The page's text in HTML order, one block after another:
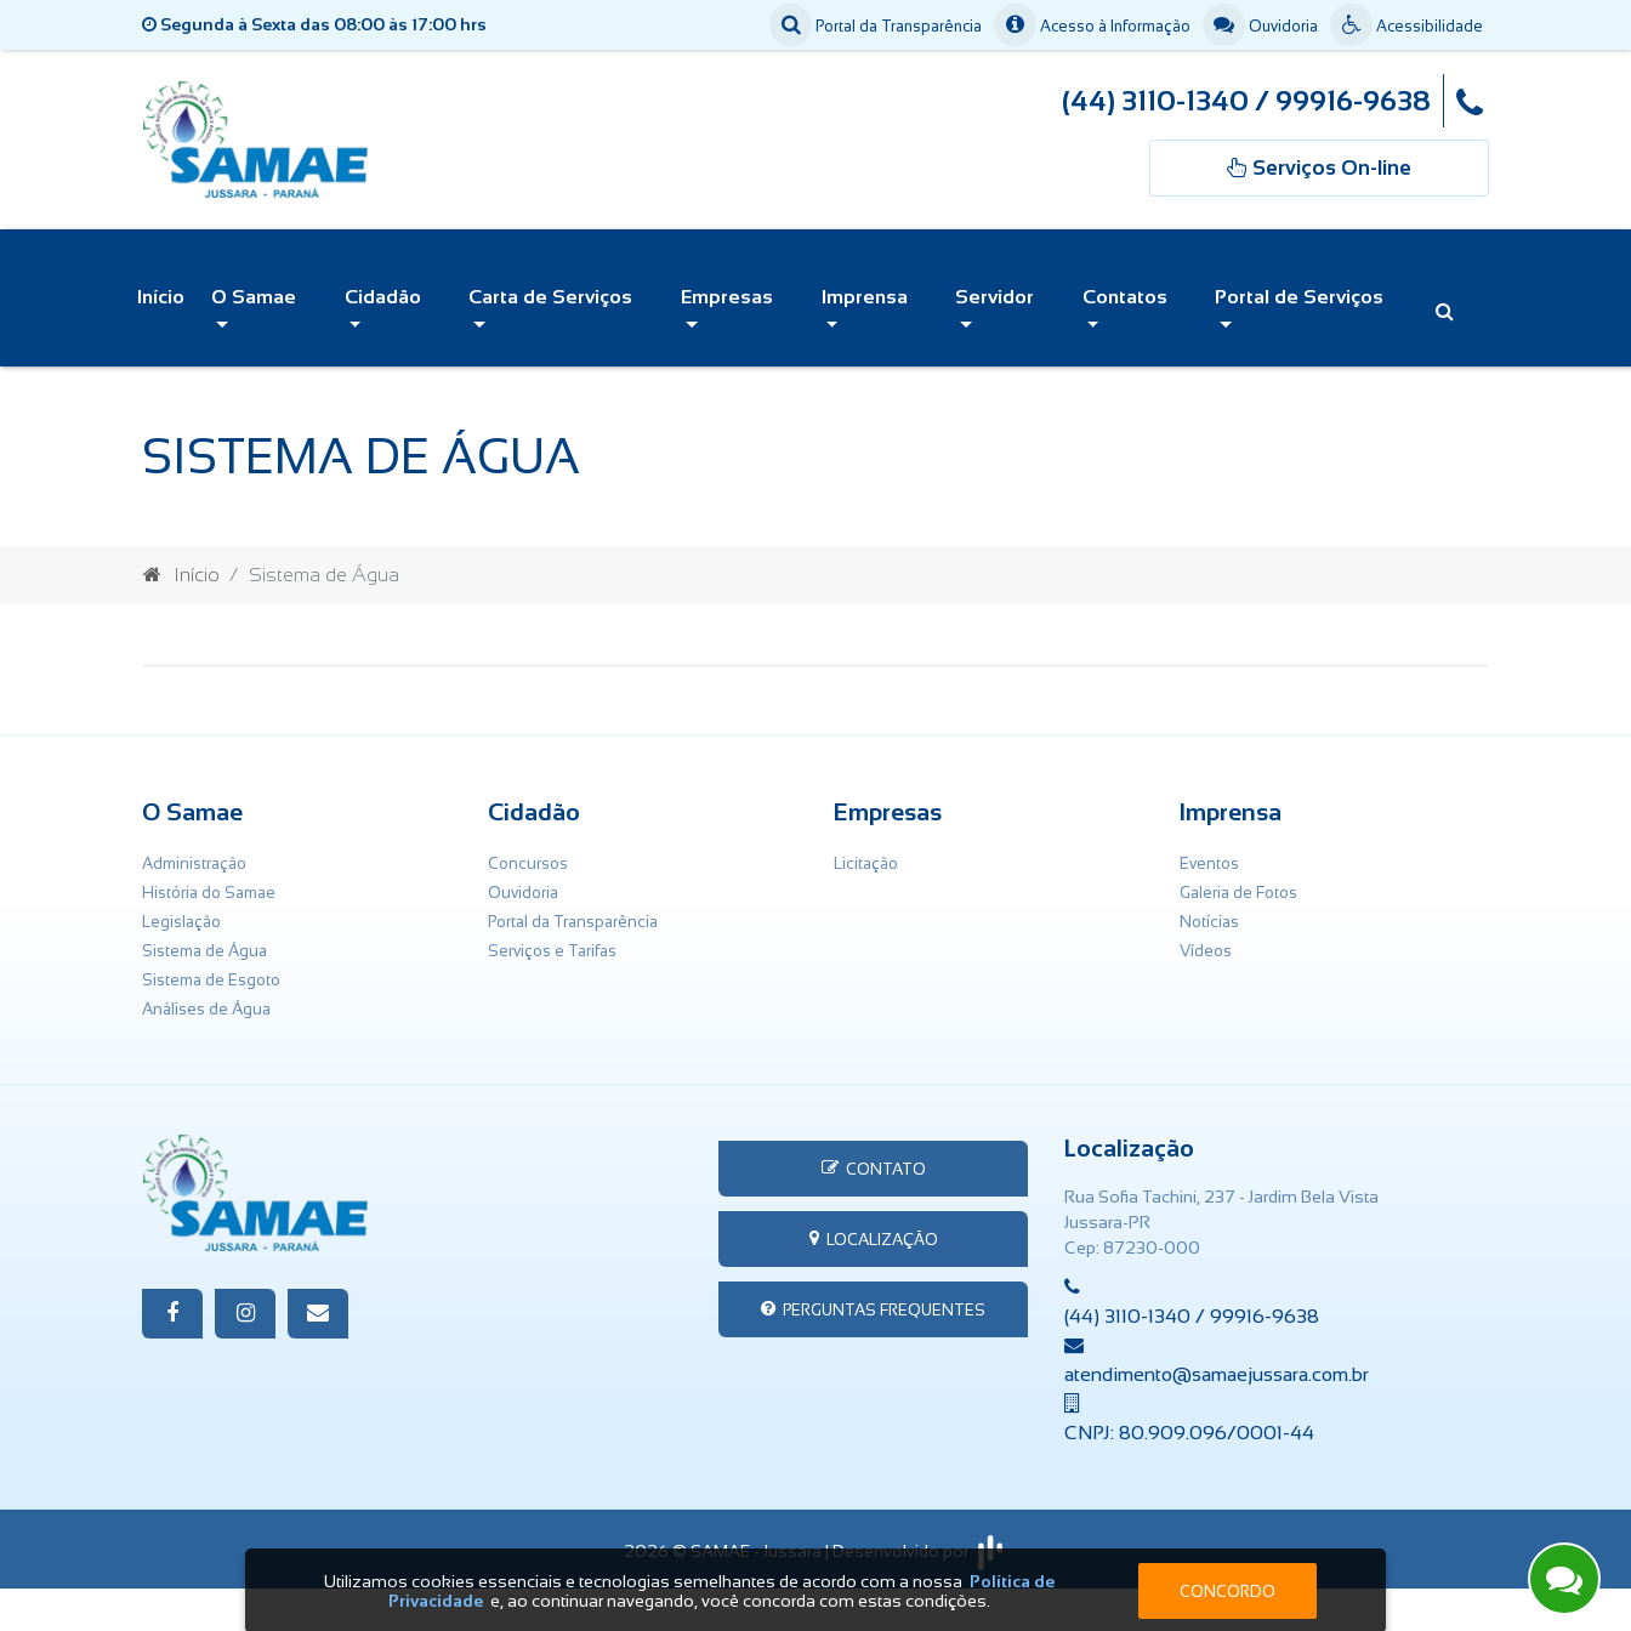
Segunda à Sexta das 08:00 às 17:00 hrs Acessibilidade
Ouvidoria
Acesso à Informação
Portal da Transparência
(44) 3110-1340 / 99916-9638
Serviços On-line
Início O Samae Cidadão Carta de Serviços Empresas Imprensa Servidor Contatos Portal de Serviços
SISTEMA DE ÁGUA
Início Sistema de Água
O Samae
Administração
História do Samae
Legislação
Sistema de Água
Sistema de Esgoto
Análises de Água
Cidadão
Concursos
Ouvidoria
Portal da Transparência
Serviços e Tarifas
Empresas
Licitação
Imprensa
Eventos
Galeria de Fotos
Notícias
Vídeos
CONTATO
LOCALIZAÇÃO
PERGUNTAS FREQUENTES
Localização
Rua Sofia Tachini, 237 - Jardim Bela Vista
Jussara-PR
Cep: 87230-000
(44) 3110-1340 / 99916-9638
atendimento@samaejussara.com.br
CNPJ: 80.909.096/0001-44
2026 © SAMAE - Jussara | Desenvolvido por
atendimento@samaejussara.com.br
Utilizamos cookies essenciais e tecnologias semelhantes de acordo com a nossa Política de
Privacidade e, ao continuar navegando, você concorda com estas condições. CONCORDO